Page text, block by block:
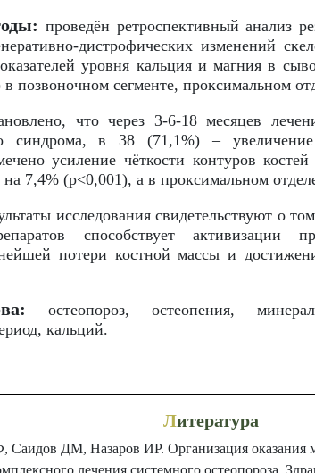
проведён ретроспективный анализ
дистрофических изменений
уровня кальция и магния в
сегменте, проксимальном
что через 3-6-18 месяцев
синдрома, в 38 (71,1%) –
усиление чёткости контуров
на 7,4% (p<0,001), а в проксимальном
исследования свидетельствуют о
способствует активизации
потери костной массы и
остеопороз, остеопения,
кальций.
Литература
ДМ, Назаров ИР. Организация оказания
лечения системного остеопороза.